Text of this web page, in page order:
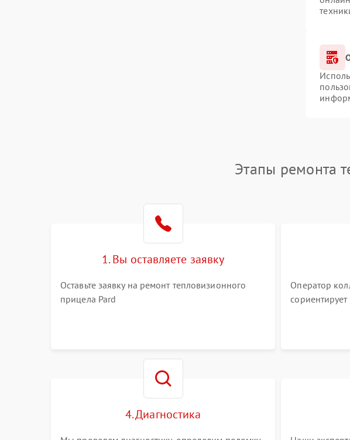
Этапы ремонта
1. Вы оставляете заявку
Оставьте заявку на ремонт тепловизионного
прицела Pard
Оператор
4. Диагностика